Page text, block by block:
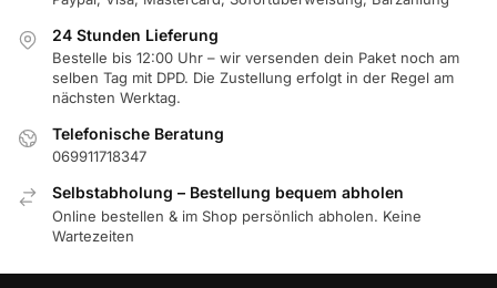
24 Stunden Lieferung
Bestelle bis 12:00 Uhr – wir versenden dein Paket noch am
selben Tag mit DPD. Die Zustellung erfolgt in der Regel am
nächsten Werktag.
Telefonische Beratung
069911718347
Selbstabholung – Bestellung bequem abholen
Online bestellen & im Shop persönlich abholen. Keine
Wartezeiten